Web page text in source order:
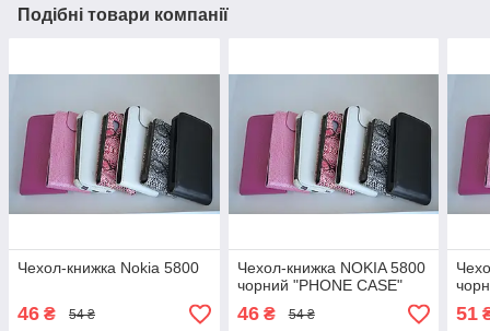
Подібні товари компанії
Чехол-книжка Nokia 5800
46 ₴ 54 ₴
Чехол-книжка NOKIA 5800
чорний "PHONE CASE"
46₴ 54 ₴ 51